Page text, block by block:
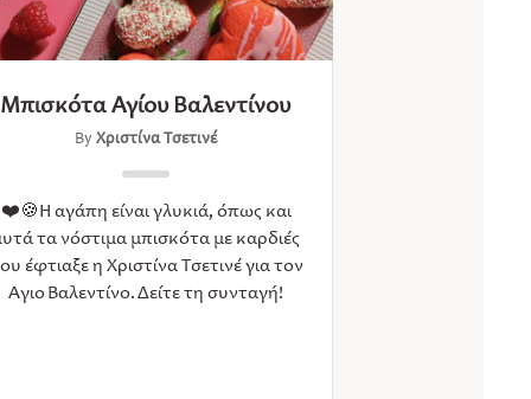
Μπισκότα Αγίου Βαλεντίνου
ByΧριστίνα Τσετινέ
❤️🍪Η αγάπη είναι γλυκιά, όπως και
τα νόστιμα μπισκότα με καρδιές
έφτιαξε η Χριστίνα Τσετινέ για τον
Άγιο Βαλεντίνο. Δείτε τη συνταγή!